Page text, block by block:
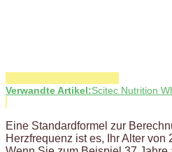
Verwandte Artikel:Scitec Nutrition
Eine Standardformel zur
Herzfrequenz ist es, Ihr Alter von